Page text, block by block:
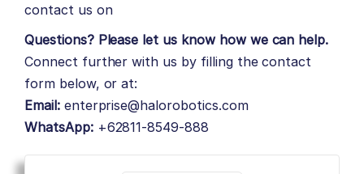
contact us on
Questions? Please let us know how we can help.
Connect further with us by filling the contact
form below, or at:
Email: enterprise@halorobotics.com
WhatsApp:+62811-8549-888